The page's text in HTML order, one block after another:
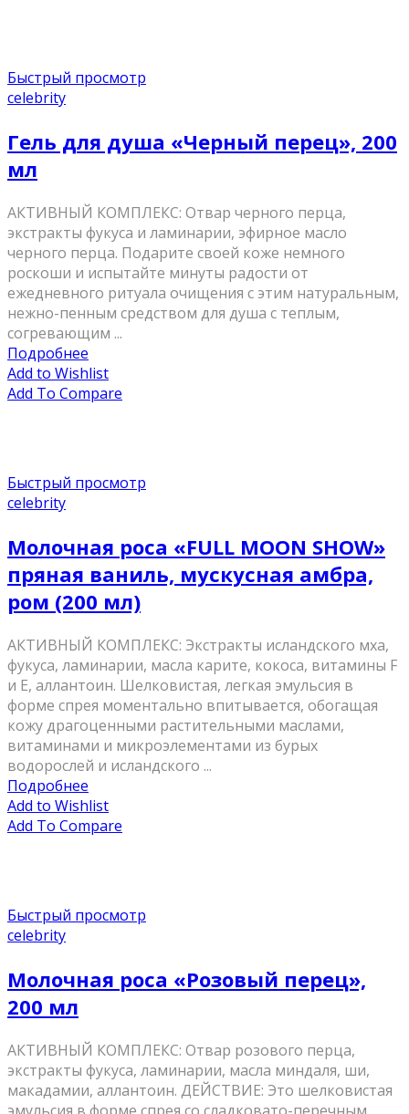
Быстрый просмотр
celebrity
Гель для душа «Черный перец», 200
мл
AКТИВНЫЙ КОМПЛЕКС: Отвар черного перца,
экстракты фукуса и ламинарии, эфирное масло
черного перца. Подарите своей коже немного
роскоши и испытайте минуты радости от
ежедневного ритуала очищения с этим натуральным,
нежно-пенным средством для душа с теплым,
согревающим ...
Подробнее
Add to Wishlist
Add To Compare
Быстрый просмотр
celebrity
Молочная роса «FULL MOON SHOW»
пряная ваниль, мускусная амбра,
ром (200 мл)
АКТИВНЫЙ КОМПЛЕКС: Экстракты исландского мха,
фукуса, ламинарии, масла карите, кокоса, витамины F
и E, аллантоин. Шелковистая, легкая эмульсия в
форме спрея моментально впитывается, обогащая
кожу драгоценными растительными маслами,
витаминами и микроэлементами из бурых
водорослей и исландского ...
Подробнее
Add to Wishlist
Add To Compare
Быстрый просмотр
celebrity
Молочная роса «Розовый перец»,
200 мл
AКТИВНЫЙ КОМПЛЕКС: Отвар розового перца,
экстракты фукуса, ламинарии, масла миндаля, ши,
макадамии, аллантоин. ДЕЙСТВИЕ: Это шелковистая